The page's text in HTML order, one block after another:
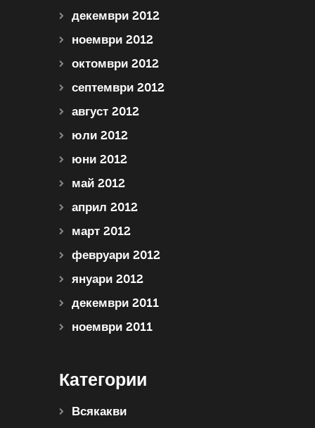
декември 2012
ноември 2012
октомври 2012
септември 2012
август 2012
юли 2012
юни 2012
май 2012
април 2012
март 2012
февруари 2012
януари 2012
декември 2011
ноември 2011
Категории
Всякакви